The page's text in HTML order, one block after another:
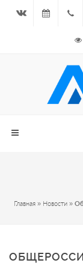
08.08.2026
- Чётная
неделя
964
687
Главная » Новости »